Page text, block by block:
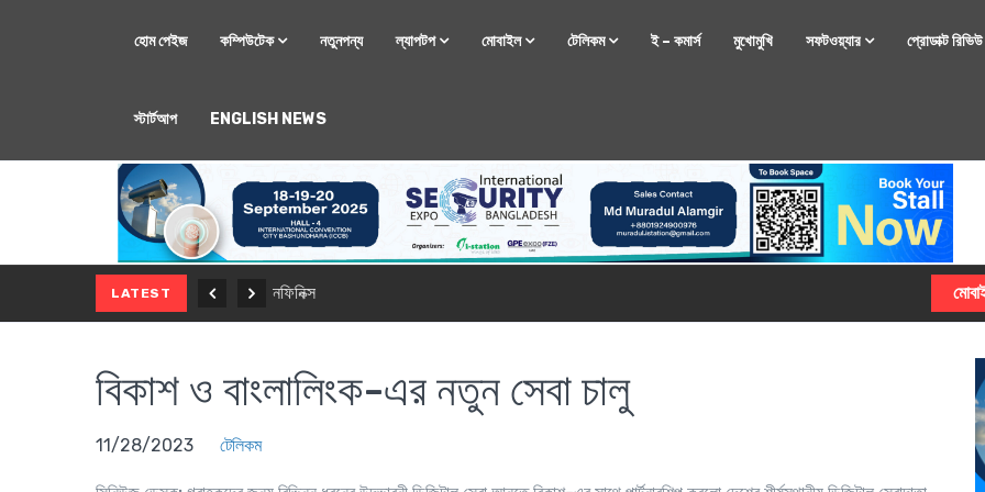
হোম পেইজ কম্পিউটেক নতুনপন্য ল্যাপটপ মোবাইল টেলিকম ই – কমার্স মুখোমুখি সফটওয়্যার প্রোডাক্ট রিভিউ
স্টার্টআপ ENGLISH NEWS
LATEST মোবাইল
বিকাশ ও বাংলালিংক-এর নতুন সেবা চালু
11/28/2023 টেলিকম